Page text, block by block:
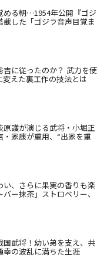
める朝…1954年公開『ゴジ
載した「ゴジラ音声目覚ま
吉に従ったのか？ 武力を使
変えた裏工作の技法とは
原護が演じる武将・小堀正
家康が重用、“出家を重
い、さらに果実の香りも楽
ー抹茶」ストロベリー、
国武将！幼い弟を支え、共
幸の波乱に満ちた生涯